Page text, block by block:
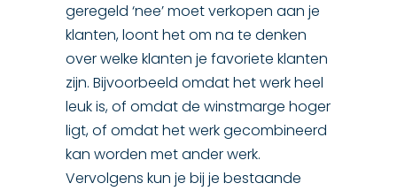
geregeld ‘nee’ moet verkopen aan je
klanten, loont het om na te denken
over welke klanten je favoriete klanten
zijn. Bijvoorbeeld omdat het werk heel
leuk is, of omdat de winstmarge hoger
ligt, of omdat het werk gecombineerd
kan worden met ander werk.
Vervolgens kun je bij je bestaande